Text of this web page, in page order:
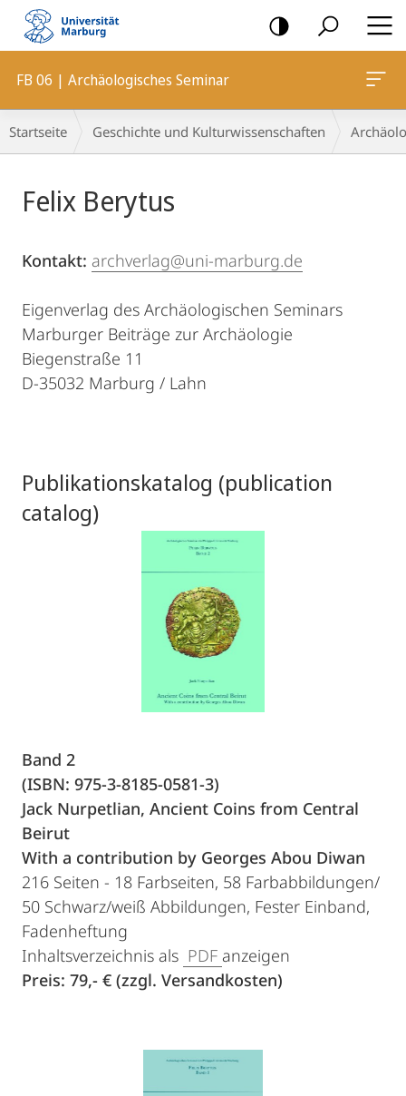
Mobile-
Navigation
FB 06 | Archäologisches Seminar
Breadcrumb-
Navigation
Startseite Geschichte und Kulturwissenschaften
Felix Berytus
Kontakt: archverlag@uni-marburg.de
Eigenverlag des Archäologischen Seminars
Marburger Beiträge zur Archäologie
Biegenstraße 11
D-35032 Marburg / Lahn
Publikationskatalog (publication
catalog)
Band 2
(ISBN: 975-3-8185-0581-3)
Jack Nurpetlian, Ancient Coins from Central
Beirut
With a contribution by Georges Abou Diwan
216 Seiten - 18 Farbseiten, 58 Farbabbildungen/
50 Schwarz/weiß Abbildungen, Fester Einband,
Fadenheftung
Inhaltsverzeichnis als PDF anzeigen
Preis: 79,- € (zzgl. Versandkosten)